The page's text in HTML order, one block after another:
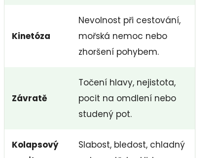
Kinetóza
Nevolnost při cestování,
mořská nemoc nebo
zhoršení pohybem.
Závratě
Točení hlavy, nejistota,
pocit na omdlení nebo
studený pot.
Kolapsový
Slabost, bledost, chladný